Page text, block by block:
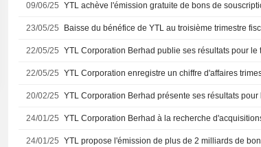
09/06/25 YTL achève l'émission gratuite de bons de
23/05/25 Baisse du bénéfice de YTL au troisième trimestre
22/05/25
22/05/25
20/02/25
24/01/25 YTL Corporation Berhad à la recherche
24/01/25